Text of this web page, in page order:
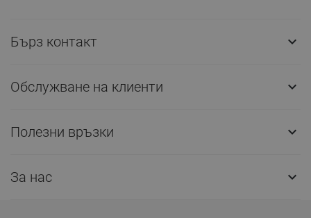
Бърз контакт 
Обслужване на клиенти 
Полезни връзки 
За нас 